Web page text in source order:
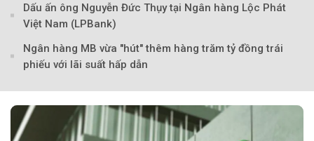
Theo Sở hữu trí
Dấu ấn ông Nguyễn Đức Thụy tại Ngân hàng Lộc Phát
Việt Nam (LPBank)
Ngân hàng MB vừa "hút" thêm hàng trăm tỷ đồng trái
phiếu với lãi suất hấp dẫn